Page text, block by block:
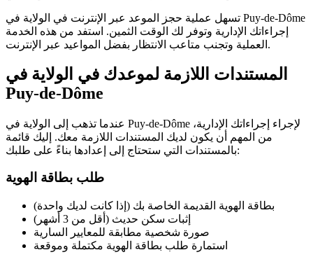
تسهل عملية حجز الموعد عبر الإنترنت في الولاية في Puy-de-Dôme
إجراءاتك الإدارية وتوفر لك الوقت الثمين. استفد من هذه الخدمة
العملية وتجنب متاعب الانتظار بفضل المواعيد عبر الإنترنت.
المستندات اللازمة لموعدك في الولاية في
Puy-de-Dôme
عندما تذهب إلى الولاية في Puy-de-Dôme لإجراء إجراءاتك الإدارية،
من المهم أن يكون لديك المستندات اللازمة معك. إليك قائمة
بالمستندات التي ستحتاج إلى إعدادها بناءً على طلبك:
طلب بطاقة الهوية
بطاقة الهوية القديمة الخاصة بك (إذا كانت لديك واحدة)
إثبات سكن حديث (أقل من 3 أشهر)
صورة شخصية مطابقة للمعايير السارية
استمارة طلب بطاقة الهوية مكتملة وموقعة